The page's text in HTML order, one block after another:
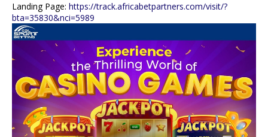
Landing Page: https://track.africabetpartners.com/visit/?
bta=35830&nci=5989